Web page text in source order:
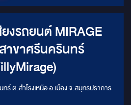
ยงรถยนต์ MIRAGE
ต.สำโรงเหนือ อ.เมือง จ.สมุทรปราการ